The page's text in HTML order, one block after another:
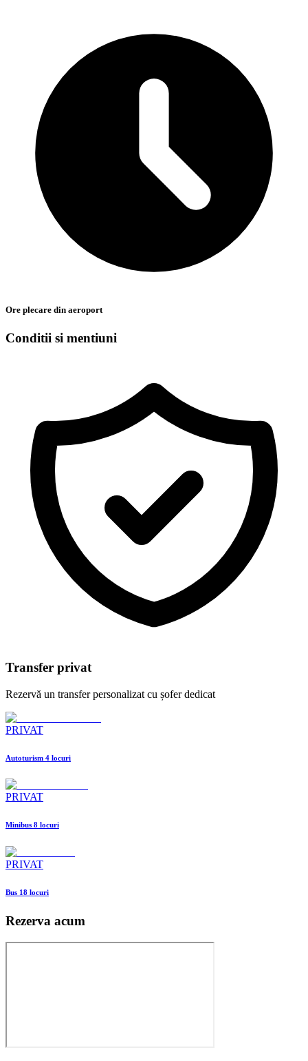
Ore plecare din aeroport
Conditii si mentiuni
Transfer privat
Rezervă un transfer personalizat cu șofer dedicat
PRIVAT
Autoturism 4 locuri
PRIVAT
Minibus 8 locuri
PRIVAT
Bus 18 locuri
Rezerva acum